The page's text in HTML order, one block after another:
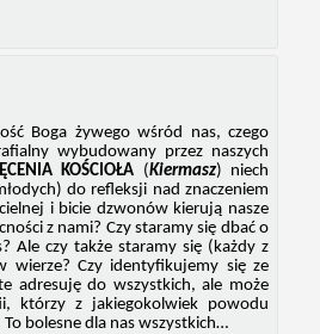
Boga żywego wśród nas, czego
wybudowany przez naszych
KOŚCIOŁA (Kiermasz) niech
do refleksji nad znaczeniem
i bicie dzwonów kierują nasze
z nami? Czy staramy się dbać o
Ale czy także staramy się (każdy z
Czy identyfikujemy się ze
adresuję do wszystkich, ale może
którzy z jakiegokolwiek powodu
bolesne dla nas wszystkich…